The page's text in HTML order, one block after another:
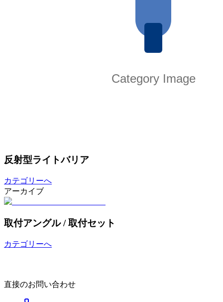
反射型ライトバリア
カテゴリーへ
アーカイブ
取付アングル / 取付セット
カテゴリーへ
直接のお問い合わせ